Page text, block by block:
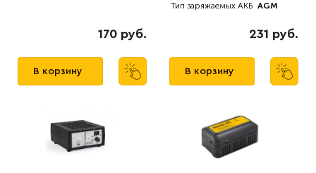
170 руб.
В корзину
Тип заряжаемых АКБ AGM
231 руб.
В корзину